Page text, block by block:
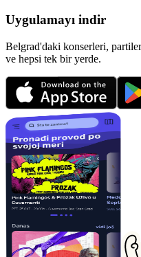
Uygulamayı indir
Belgrad'daki konserleri,
ve hepsi tek bir yerde.